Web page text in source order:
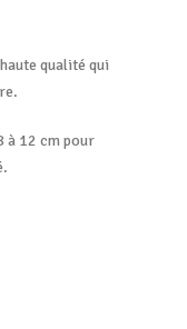
qualité qui
.
à 12 cm pour
.